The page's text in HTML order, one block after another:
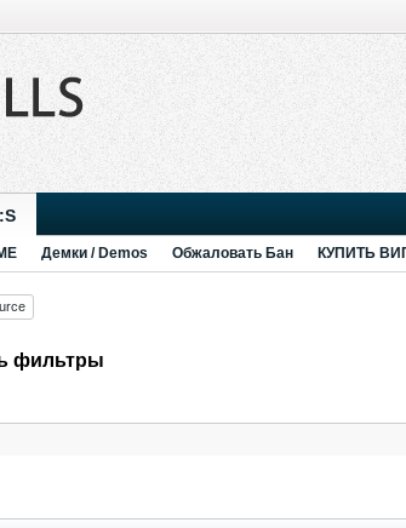
Демки / Demos Обжаловать Бан КУПИТЬ
фильтры